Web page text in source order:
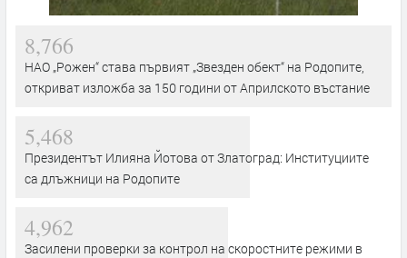
8,766
НАО „Рожен“ става първият „Звезден обект“ на Родопите,
откриват изложба за 150 години от Априлското въстание
5,468
Президентът Илияна Йотова от Златоград: Институциите
са длъжници на Родопите
4,962
Засилени проверки за контрол на скоростните режими в